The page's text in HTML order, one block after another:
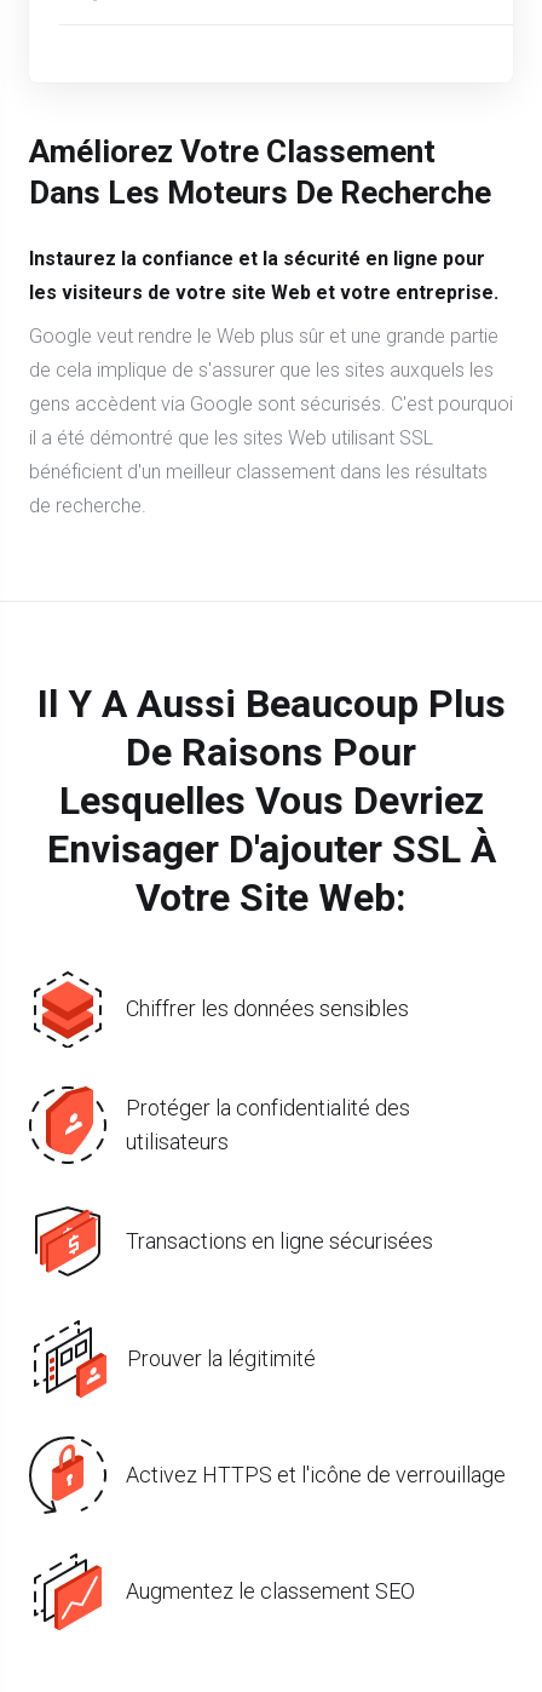
Améliorez Votre Classement
Dans Les Moteurs De Recherche
Instaurez la confiance et la sécurité en ligne pour
les visiteurs de votre site Web et votre entreprise.
Google veut rendre le Web plus sûr et une grande partie
de cela implique de s'assurer que les sites auxquels les
gens accèdent via Google sont sécurisés. C'est pourquoi
il a été démontré que les sites Web utilisant SSL
bénéficient d'un meilleur classement dans les résultats
de recherche.
Il Y A Aussi Beaucoup Plus
De Raisons Pour
Lesquelles Vous Devriez
Envisager D'ajouter SSL À
Votre Site Web:
Chiffrer les données sensibles
Protéger la confidentialité des
utilisateurs
Transactions en ligne sécurisées
Prouver la légitimité
Activez HTTPS et l'icône de verrouillage
Augmentez le classement SEO